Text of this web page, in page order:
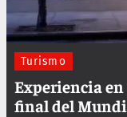
Turismo
Experiencia
final del